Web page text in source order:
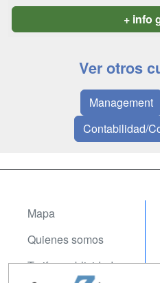
+ info
Ver otros
Management
Contabilidad/
Mapa
Quienes somos
Tarifas publicidad